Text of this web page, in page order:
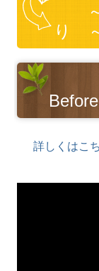
～
り
詳しくはこ